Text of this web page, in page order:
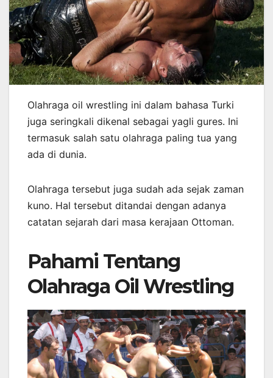
Olahraga oil wrestling ini dalam bahasa Turki
juga seringkali dikenal sebagai yagli gures. Ini
termasuk salah satu olahraga paling tua yang
ada di dunia.
Olahraga tersebut juga sudah ada sejak zaman
kuno. Hal tersebut ditandai dengan adanya
catatan sejarah dari masa kerajaan Ottoman.
Pahami Tentang
Olahraga Oil Wrestling